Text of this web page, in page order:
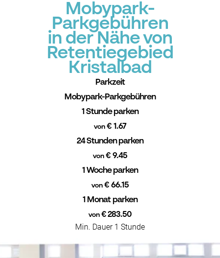
Mobypark-
Parkgebühren
in der Nähe von
Retentiegebied
Kristalbad
Parkzeit
Mobypark-Parkgebühren
1 Stunde parken
von € 1.67
24 Stunden parken
von € 9.45
1 Woche parken
von € 66.15
1 Monat parken
von€ 283.50
Min. Dauer 1 Stunde